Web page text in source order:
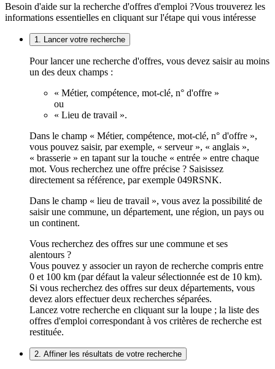
Besoin d'aide sur la recherche d'offres d'emploi ?Vous trouverez les
informations essentielles en cliquant sur l'étape qui vous intéresse
1. Lancer votre recherche
Pour lancer une recherche d'offres, vous devez saisir au moins
un des deux champs :
« Métier, compétence, mot-clé, n° d'offre »
ou
« Lieu de travail ».
Dans le champ « Métier, compétence, mot-clé, n° d'offre »,
vous pouvez saisir, par exemple, « serveur », « anglais »,
« brasserie » en tapant sur la touche « entrée » entre chaque
mot. Vous recherchez une offre précise ? Saisissez
directement sa référence, par exemple 049RSNK.
Dans le champ « lieu de travail », vous avez la possibilité de
saisir une commune, un département, une région, un pays ou
un continent.
Vous recherchez des offres sur une commune et ses
alentours ?
Vous pouvez y associer un rayon de recherche compris entre
0 et 100 km (par défaut la valeur sélectionnée est de 10 km).
Si vous recherchez des offres sur deux départements, vous
devez alors effectuer deux recherches séparées.
Lancez votre recherche en cliquant sur la loupe ; la liste des
offres d'emploi correspondant à vos critères de recherche est
restituée.
2. Affiner les résultats de votre recherche